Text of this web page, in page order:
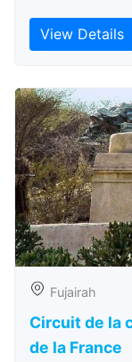
View Details
Fujairah
Circuit de la
de la France